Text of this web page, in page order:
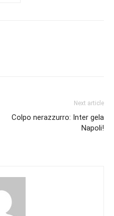
Next article
Colpo nerazzurro: Inter gela
Napoli!